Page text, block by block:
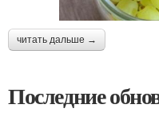
читать дальше →
Последние